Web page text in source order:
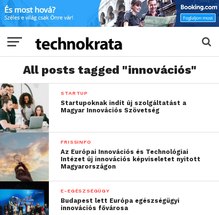
All posts tagged "innovációs"
STARTUP
Startupoknak indít új szolgáltatást a
Magyar Innovációs Szövetség
FRISSINFO
Az Európai Innovációs és Technológiai
Intézet új innovációs képviseletet nyitott
Magyarországon
E-EGÉSZSÉGÜGY
Budapest lett Európa egészségügyi
innovációs fővárosa